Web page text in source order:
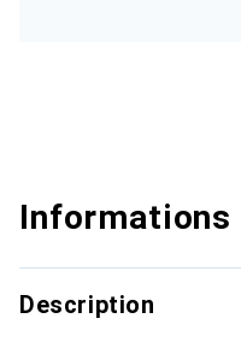
Description